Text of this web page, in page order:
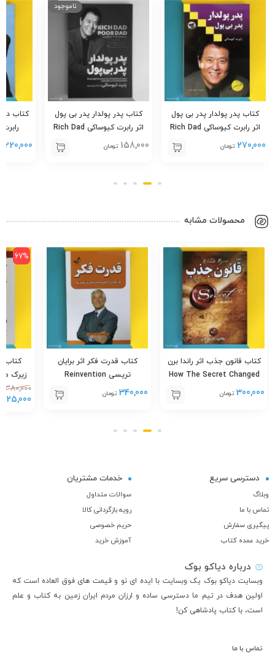
کتاب پدر پولدار پدر بی پول
اثر رابرت کیوساکی Rich Dad
Poor Dad – ندای معاصر270,000 تومان
ناموجود
کتاب پدر پولدار پدر بی پول
اثر رابرت کیوساکی Rich Dad
Poor Dad – آزرمیدخت158,000 تومان
کتاب
220,000
محصولات مشابه
کتاب قانون جذب اثر راندا برن
How The Secret Changed
300,000 تومان
کتاب قدرت فکر اثر برایان
تریسی Reinvention
340,000 تومان
67%
کتاب
زیرک
380,000
125,000
دسترسی سریع
وبلاگ
تماس با ما
پیگیری سفارش
خرید عمده کتاب
خدمات مشتریان
سوالات متداول
رویه بازگردانی کالا
حریم خصوصی
آموزش خرید
درباره دیاکو بوک
وبسایت دیاکو بوک یک وبسایت با ایده ای نو و قیمت های فوق العاده است که
اولین هدف در تیم ما دسترسی ساده و ارزان مردم ایران زمین به کتاب و علم
است، با کتاب پادشاهی کن!
تماس با ما